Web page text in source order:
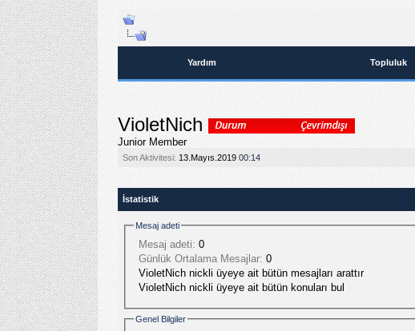
Yardım Topluluk
VioletNich
Junior Member
Son Aktivitesi: 13.Mayıs.2019 00:14
İstatistik
Mesaj adeti
Mesaj adeti: 0
Günlük Ortalama Mesajlar: 0
VioletNich nickli üyeye ait bütün mesajları arattır
VioletNich nickli üyeye ait bütün konuları bul
Genel Bilgiler